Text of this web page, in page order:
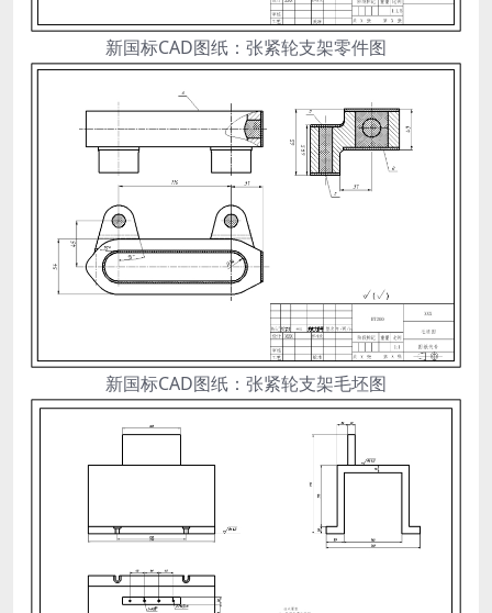
新国标CAD图纸：张紧轮支架零件图
新国标CAD图纸：张紧轮支架毛坯图